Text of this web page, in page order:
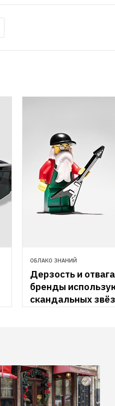
ОБЛАКО ЗНАНИЙ
Дерзость и
бренды
скандальных
магазине Baon в
вспоминает
кампании с